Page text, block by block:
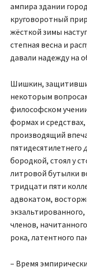
ампира здании
круговоротный
жёсткой зимы
степная весна и
давали надежду на
Шишкин,
некоторым
философском
формах и
производящий
пятидесятилетнего
бородкой, стоял у
литровой бутылки
тридцати пяти
адвокатом,
членов,
рока, латентного
– Время